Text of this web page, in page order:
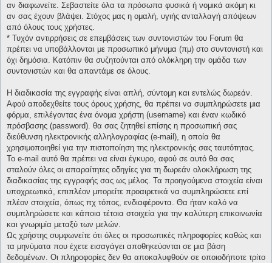
αν διαφωνείτε. Σεβαστείτε όλα τα πρόσωπα φυσικά ή νομικά ακόμη κι
αν σας έχουν βλάψει. Στόχος μας η ομαλή, υγιής ανταλλαγή απόψεων
από όλους τους χρήστες.
* Τυχόν αντιρρήσεις σε επεμβάσεις των συντονιστών του Forum θα
πρέπει να υποβάλλονται με προσωπικό μήνυμα (πμ) στο συντονιστή και
όχι δημόσια. Κατόπιν θα συζητούνται από ολόκληρη την ομάδα των
συντονιστών και θα απαντάμε σε όλους.
Η διαδικασία της εγγραφής είναι απλή, σύντομη και εντελώς δωρεάν.
Αφού αποδεχθείτε τους όρους χρήσης, θα πρέπει να συμπληρώσετε μια
φόρμα, επιλέγοντας ένα όνομα χρήστη (username) και έναν κωδικό
πρόσβασης (password). θα σας ζητηθεί επίσης η προσωπική σας
διεύθυνση ηλεκτρονικής αλληλογραφίας (e-mail), η οποία θα
χρησιμοποιηθεί για την πιστοποίηση της ηλεκτρονικής σας ταυτότητας.
Το e-mail αυτό θα πρέπει να είναι έγκυρο, αφού σε αυτό θα σας
σταλούν όλες οι απαραίτητες οδηγίες για τη δωρεάν ολοκλήρωση της
διαδικασίας της εγγραφής σας ως μέλος. Τα προηγούμενα στοιχεία είναι
υποχρεωτικά, επιπλέον μπορείτε προαιρετικά να συμπληρώσετε επί
πλέον στοιχεία, όπως πχ τόπος, ενδιαφέροντα. Θα ήταν καλό να
συμπληρώσετε και κάποια τέτοια στοιχεία για την καλύτερη επικοινωνία
και γνωριμία μεταξύ των μελών.
Ως χρήστης συμφωνείτε ότι όλες οι προσωπικές πληροφορίες καθώς και
τα μηνύματα που έχετε εισαγάγει αποθηκεύονται σε μια βάση
δεδομένων. Οι πληροφορίες δεν θα αποκαλυφθούν σε οποιοδήποτε τρίτο